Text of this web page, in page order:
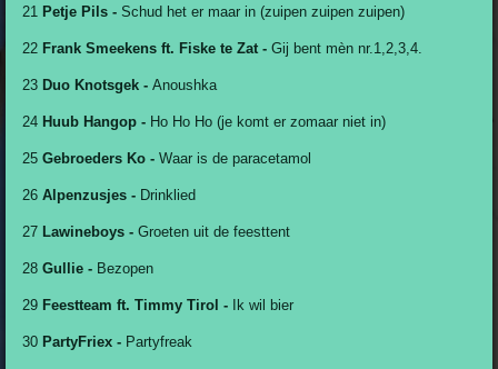
21 Petje Pils - Schud het er maar in (zuipen zuipen zuipen)
22 Frank Smeekens ft. Fiske te Zat - Gij bent mèn nr.1,2,3,4.
23 Duo Knotsgek - Anoushka
24 Huub Hangop - Ho Ho Ho (je komt er zomaar niet in)
25 Gebroeders Ko - Waar is de paracetamol
26 Alpenzusjes - Drinklied
27 Lawineboys - Groeten uit de feesttent
28 Gullie - Bezopen
29 Feestteam ft. Timmy Tirol - Ik wil bier
30 PartyFriex - Partyfreak